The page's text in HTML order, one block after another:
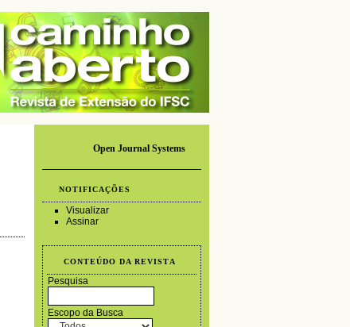
Open Journal Systems
NOTIFICAÇÕES
Visualizar
Assinar
CONTEÚDO DA REVISTA
Pesquisa
Escopo da Busca